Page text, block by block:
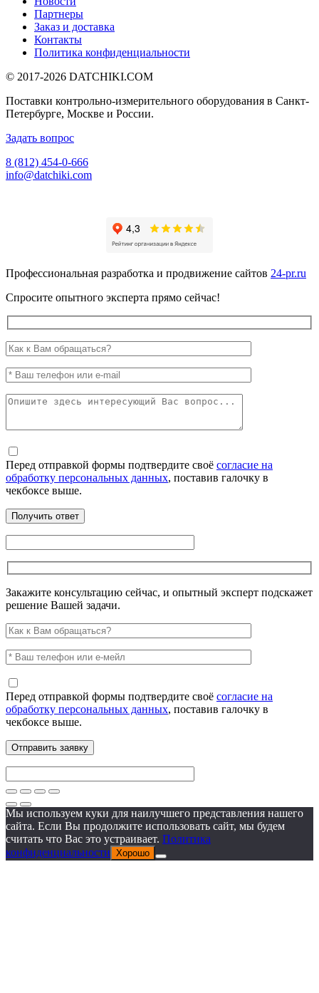
Партнеры
Заказ и доставка
Контакты
Политика конфиденциальности
© 2017-2026 DATCHIKI.COM
Поставки контрольно-измерительного оборудования в Санкт-
Петербурге, Москве и России.
Задать вопрос
8 (812) 454-0-666
info@datchiki.com
Профессиональная разработка и продвижение сайтов 24-pr.ru
Спросите опытного эксперта прямо сейчас!
Перед отправкой формы подтвердите своё согласие на
обработку персональных данных, поставив галочку в
чекбоксе выше.
Закажите консультацию сейчас, и опытный эксперт подскажет
решение Вашей задачи.
Перед отправкой формы подтвердите своё согласие на
обработку персональных данных, поставив галочку в
чекбоксе выше.
Мы используем куки для наилучшего представления нашего
сайта. Если Вы продолжите использовать сайт, мы будем
считать что Вас это устраивает. Политика
конфиденциальности Хорошо